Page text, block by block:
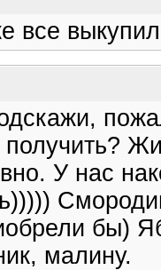
все выкупил
У нас
бы)
малину.